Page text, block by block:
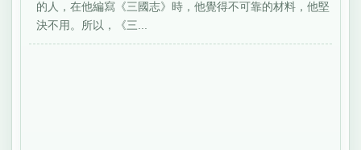
的人，在他編寫《三國志》時，他覺得不可靠的材料，他堅
決不用。所以，《三...